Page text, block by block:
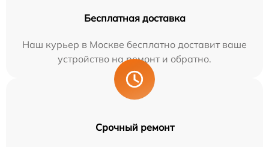
Бесплатная доставка
Наш курьер в Москве бесплатно доставит ваше
устройство на ремонт и обратно.
Срочный ремонт